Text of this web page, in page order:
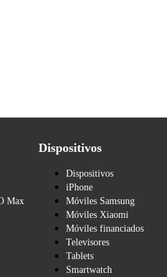
Max
Dispositivos
Dispositivos
iPhone
Móviles Samsung
Móviles Xiaomi
Móviles financiados
Televisores
Tablets
Smartwatch